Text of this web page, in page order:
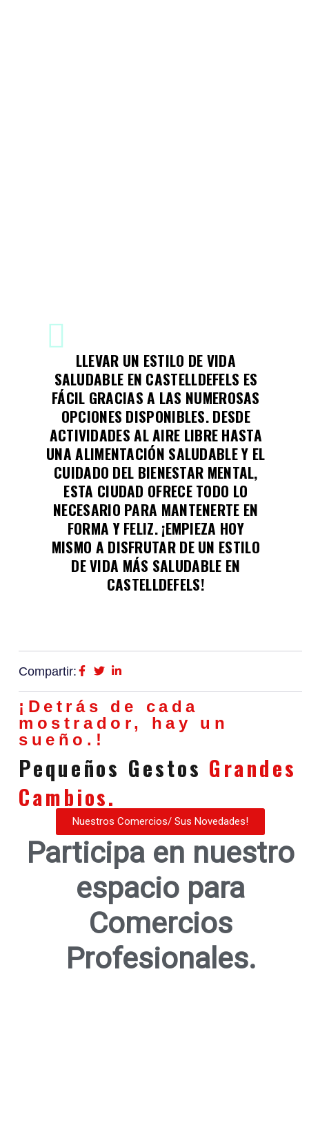
LLEVAR UN ESTILO DE VIDA
SALUDABLE EN CASTELLDEFELS ES
FÁCIL GRACIAS A LAS NUMEROSAS
OPCIONES DISPONIBLES. DESDE
ACTIVIDADES AL AIRE LIBRE HASTA
UNA ALIMENTACIÓN SALUDABLE Y EL
CUIDADO DEL BIENESTAR MENTAL,
ESTA CIUDAD OFRECE TODO LO
NECESARIO PARA MANTENERTE EN
FORMA Y FELIZ. ¡EMPIEZA HOY
MISMO A DISFRUTAR DE UN ESTILO
DE VIDA MÁS SALUDABLE EN
CASTELLDEFELS!
Compartir:
¡Detrás de cada
mostrador, hay un
sueño.!
Pequeños Gestos Grandes
Cambios.
Nuestros Comercios/ Sus Novedades!
Participa en nuestro
espacio para
Comercios
Profesionales.